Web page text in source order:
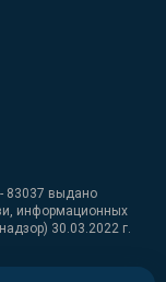
83037 выдано
информационных
30.03.2022 г.